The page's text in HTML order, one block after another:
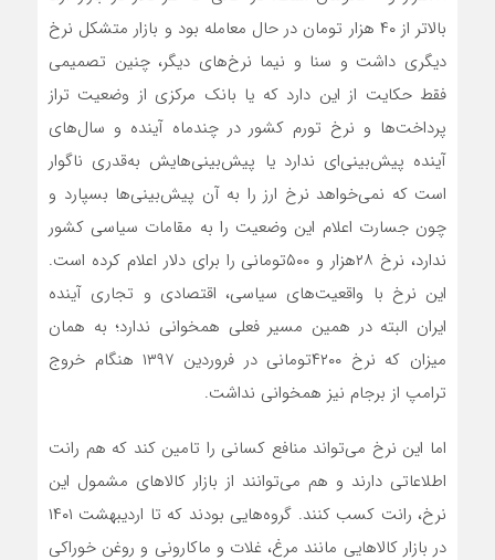
بالاتر از ۴۰ هزار تومان در حال معامله بود و بازار متشکل نرخ
دیگری داشت و سنا و نیما نرخ‌های دیگر، چنین تصمیمی
فقط حکایت از این دارد که یا بانک مرکزی از وضعیت تراز
پرداخت‌ها و نرخ تورم کشور در چندماه آینده و سال‌های
آینده پیش‌بینی‌ای ندارد یا پیش‌بینی‌‌‌هایش به‌قدری ناگوار
است که نمی‌‌‌خواهد نرخ ارز را به آن پیش‌بینی‌‌‌ها بسپارد و
چون جسارت اعلام این وضعیت را به مقامات سیاسی کشور
ندارد، نرخ ۲۸هزار و ۵۰۰تومانی را برای دلار اعلام کرده است.
این نرخ با واقعیت‌های سیاسی، اقتصادی و تجاری آینده
ایران البته در همین مسیر فعلی همخوانی ندارد؛ به همان
میزان که نرخ ۴۲۰۰تومانی در فروردین ۱۳۹۷ هنگام خروج
ترامپ از برجام نیز همخوانی نداشت.
اما این نرخ می‌‌‌تواند منافع کسانی را تامین کند که هم رانت
اطلاعاتی دارند و هم می‌‌‌توانند از بازار کالاهای مشمول این
نرخ، رانت کسب کنند. گروه‌‌‌هایی بودند که تا اردیبهشت ۱۴۰۱
در بازار کالاهایی مانند مرغ، غلات و ماکارونی و روغن خوراکی